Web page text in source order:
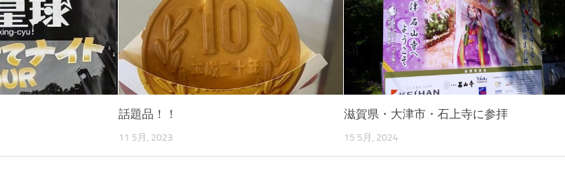
話題品！！
11 5月, 2023
滋賀県・大津市・石上寺に参拝
15 5月, 2024